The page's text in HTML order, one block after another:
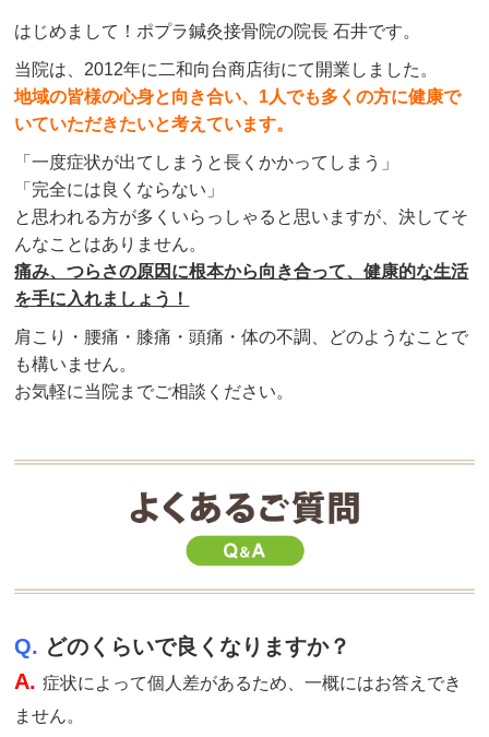
はじめまして！ポプラ鍼灸接骨院の院長 石井です。
当院は、2012年に二和向台商店街にて開業しました。
地域の皆様の心身と向き合い、1人でも多くの方に健康で
いていただきたいと考えています。
「一度症状が出てしまうと長くかかってしまう」
「完全には良くならない」
と思われる方が多くいらっしゃると思いますが、決してそ
んなことはありません。
痛み、つらさの原因に根本から向き合って、健康的な生活
を手に入れましょう！
肩こり・腰痛・膝痛・頭痛・体の不調、どのようなことで
も構いません。
お気軽に当院までご相談ください。
Q. どのくらいで良くなりますか？
A.症状によって個人差があるため、一概にはお答えでき
ません。